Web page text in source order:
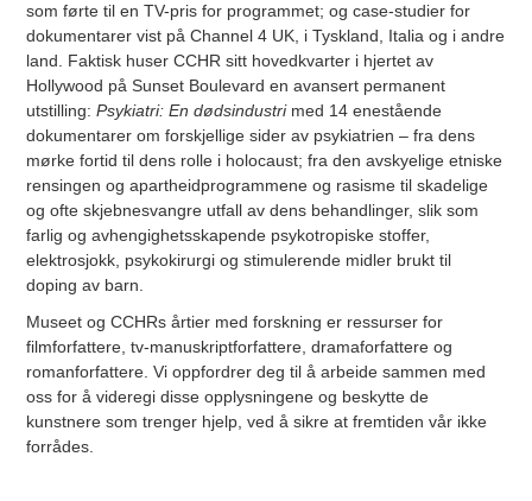
som førte til en TV-pris for programmet; og case-studier for
dokumentarer vist på Channel 4 UK, i Tyskland, Italia og i andre
land. Faktisk huser CCHR sitt hovedkvarter i hjertet av
Hollywood på Sunset Boulevard en avansert permanent
utstilling: Psykiatri: En dødsindustrimed 14 enestående
dokumentarer om forskjellige sider av psykiatrien – fra dens
mørke fortid til dens rolle i holocaust; fra den avskyelige etniske
rensingen og apartheidprogrammene og rasisme til skadelige
og ofte skjebnesvangre utfall av dens behandlinger, slik som
farlig og avhengighetsskapende psykotropiske stoffer,
elektrosjokk, psykokirurgi og stimulerende midler brukt til
doping av barn.
Museet og CCHRs årtier med forskning er ressurser for
filmforfattere, tv-manuskriptforfattere, dramaforfattere og
romanforfattere. Vi oppfordrer deg til å arbeide sammen med
oss for å videregi disse opplysningene og beskytte de
kunstnere som trenger hjelp, ved å sikre at fremtiden vår ikke
forrådes.